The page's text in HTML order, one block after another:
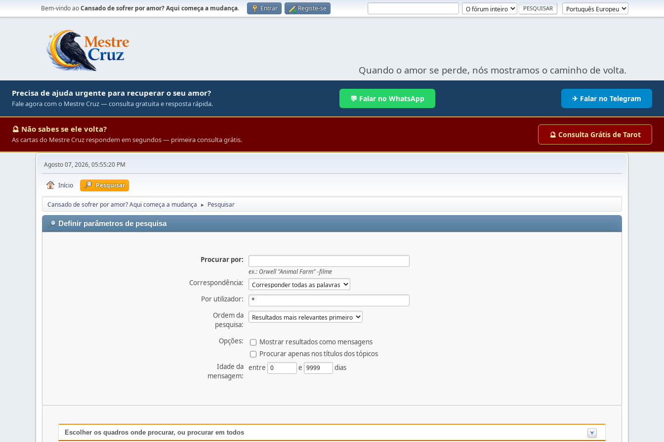
Bem-vindo aoCansado de sofrer por amor? Aqui começa a mudança. Entrar Registe-se
Quando o amor se perde, nós mostramos o caminho de volta.
Precisa de ajuda urgente para recuperar o seu amor?
Fale agora com o Mestre Cruz — consulta gratuita e resposta rápida.
💬 Falar no WhatsApp ✈ Falar no Telegram
🔮 Não sabes se ele volta?
As cartas do Mestre Cruz respondem em segundos — primeira consulta grátis.
🔮 Consulta Grátis de Tarot
Agosto 07, 2026, 05:55:20 PM
Início Pesquisar
Cansado de sofrer por amor? Aqui começa a mudança ► Pesquisar
Definir parâmetros de pesquisa
Procurar por:
ex.: Orwell "Animal Farm" -filme
Correspondência:
Por utilizador:
Ordem da
pesquisa:
Opções:
Mostrar resultados como mensagens
Procurar apenas nos títulos dos tópicos
Idade da
mensagem:
entre e dias
Escolher os quadros onde procurar, ou procurar em todos